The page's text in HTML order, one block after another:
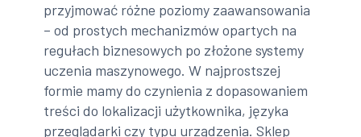
przyjmować różne poziomy zaawansowania
– od prostych mechanizmów opartych na
regułach biznesowych po złożone systemy
uczenia maszynowego. W najprostszej
formie mamy do czynienia z dopasowaniem
treści do lokalizacji użytkownika, języka
przeglądarki czy typu urządzenia. Sklep